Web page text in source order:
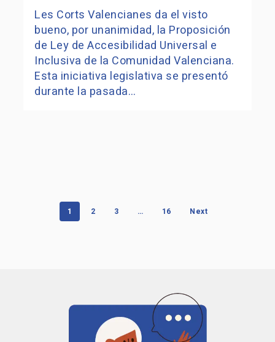
Les Corts Valencianes da el visto
bueno, por unanimidad, la Proposición
de Ley de Accesibilidad Universal e
Inclusiva de la Comunidad Valenciana.
Esta iniciativa legislativa se presentó
durante la pasada…
1 2 3 … 16 Next